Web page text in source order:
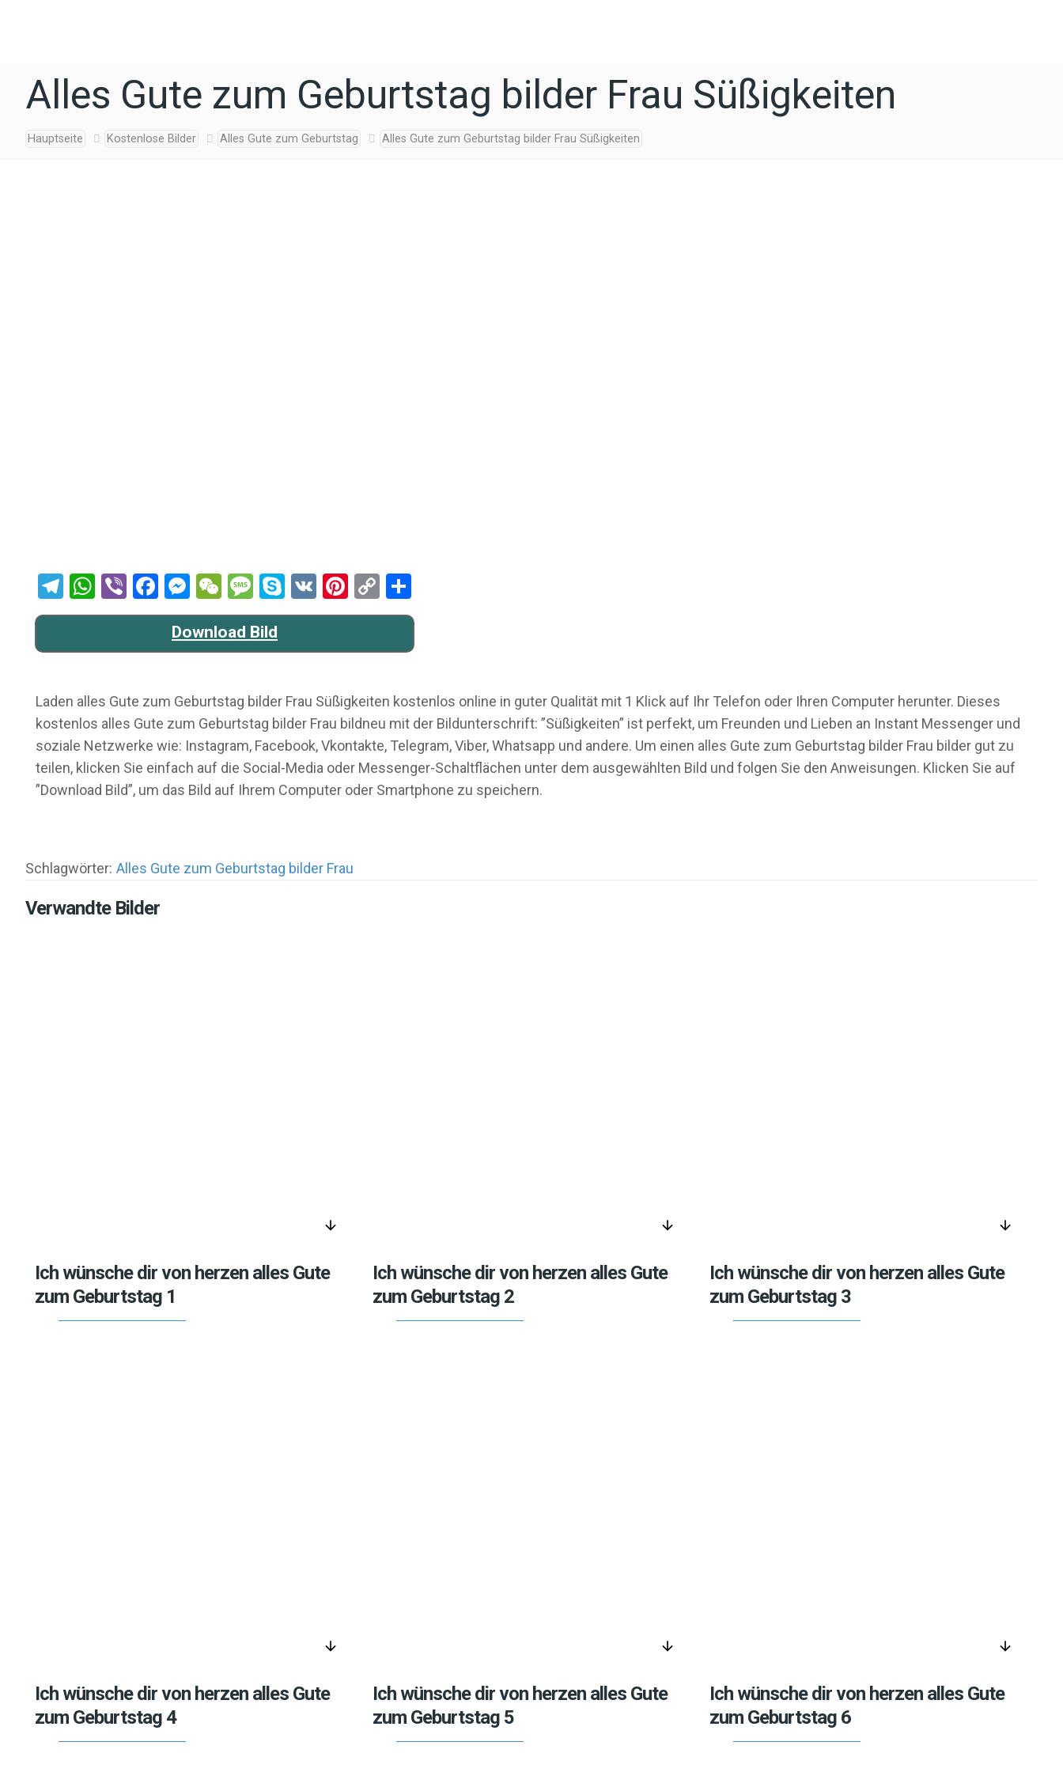
Alles Gute zum Geburtstag bilder Frau Süßigkeiten
Hauptseite Kostenlose Bilder Alles Gute zum Geburtstag Alles Gute zum Geburtstag bilder Frau Süßigkeiten
Telegram
WhatsApp
ViberFacebook
Messenger
WeChat
Message
Skype
VK Pinterest
Copy
Link
Download Bild
Laden alles Gute zum Geburtstag bilder Frau Süßigkeiten kostenlos online in guter Qualität mit 1 Klick auf Ihr Telefon oder Ihren Computer herunter. Dieses
kostenlos alles Gute zum Geburtstag bilder Frau bildneu mit der Bildunterschrift: ”Süßigkeiten” ist perfekt, um Freunden und Lieben an Instant Messenger und
soziale Netzwerke wie: Instagram, Facebook, Vkontakte, Telegram, Viber, Whatsapp und andere. Um einen alles Gute zum Geburtstag bilder Frau bilder gut zu
teilen, klicken Sie einfach auf die Social-Media oder Messenger-Schaltflächen unter dem ausgewählten Bild und folgen Sie den Anweisungen. Klicken Sie auf
”Download Bild”, um das Bild auf Ihrem Computer oder Smartphone zu speichern.
Schlagwörter: Alles Gute zum Geburtstag bilder Frau
Verwandte Bilder
arrow_downward
Ich wünsche dir von herzen alles Gute
zum Geburtstag 1
arrow_downward
Ich wünsche dir von herzen alles Gute
zum Geburtstag 2
arrow_downward
Ich wünsche dir von herzen alles Gute
zum Geburtstag 3
arrow_downward
Ich wünsche dir von herzen alles Gute
zum Geburtstag 4
arrow_downward
Ich wünsche dir von herzen alles Gute
zum Geburtstag 5
arrow_downward
Ich wünsche dir von herzen alles Gute
zum Geburtstag 6